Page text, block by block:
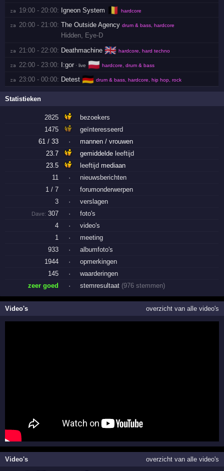
za 19:00 - 20:00: Igneon System 🇧🇪 hardcore
za 20:00 - 21:00: The Outside Agency drum & bass, hardcore
Hidden, Eye-D
za 21:00 - 22:00: Deathmachine 🇬🇧 hardcore, hard techno
za 22:00 - 23:00: I:gor · live 🇵🇱 hardcore, drum & bass
za 23:00 - 00:00: Detest 🇩🇪 drum & bass, hardcore, hip hop, rock
Statistieken
2825
bezoekers
1475
geïnteresseerd
61 / 33
·
mannen / vrouwen
23.7
gemiddeldeleeftijd
23.5
leeftijd mediaan
11
·
nieuwsberichten
1 / 7
·
forumonderwerpen
3
· verslagen
Dave: 307 ·
foto's
4
·
video's
1
·
meeting
933
·
albumfoto's
1944
·
opmerkingen
145
·
waarderingen
zeer goed
· stemresultaat (976 stemmen)
Video's overzicht van alle video's
Video's overzicht van alle video's